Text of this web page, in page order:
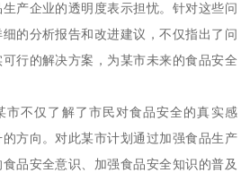
产企业的透明度表示担忧。针对这些问
的分析报告和改进建议，不仅指出了问
行的解决方案，为某市未来的食品安全
市不仅了解了市民对食品安全的真实感
方向。对此某市计划通过加强食品生产
品安全意识、加强食品安全知识的普及